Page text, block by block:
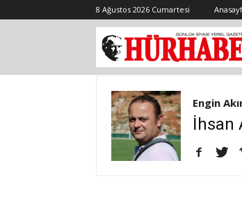
8 Ağustos 2026 Cumartesi
Engin
İhsan